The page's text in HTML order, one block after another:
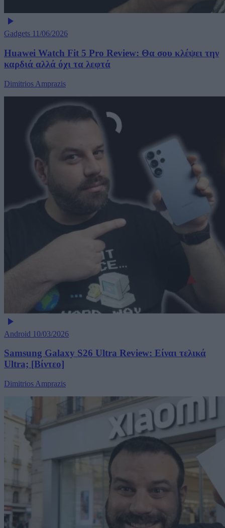
Gadgets 11/06/2026
Huawei Watch Fit 5 Pro Review: Θα σου κλέψει την
καρδιά αλλά όχι τα λεφτά
Dimitrios Amprazis
Android 10/03/2026
Samsung Galaxy S26 Ultra Review: Είναι τελικά
Ultra; [Βίντεο]
Dimitrios Amprazis